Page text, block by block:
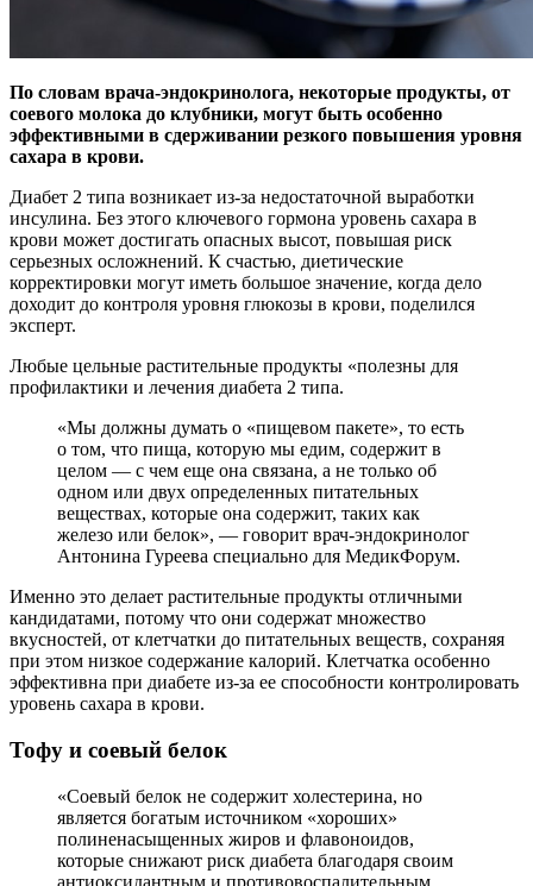
По словам врача-эндокринолога, некоторые продукты, от
соевого молока до клубники, могут быть особенно
эффективными в сдерживании резкого повышения уровня
сахара в крови.
Диабет 2 типа возникает из-за недостаточной выработки
инсулина. Без этого ключевого гормона уровень сахара в
крови может достигать опасных высот, повышая риск
серьезных осложнений. К счастью, диетические
корректировки могут иметь большое значение, когда дело
доходит до контроля уровня глюкозы в крови, поделился
эксперт.
Любые цельные растительные продукты «полезны для
профилактики и лечения диабета 2 типа.
«Мы должны думать о «пищевом пакете», то есть
о том, что пища, которую мы едим, содержит в
целом — с чем еще она связана, а не только об
одном или двух определенных питательных
веществах, которые она содержит, таких как
железо или белок», — говорит врач-эндокринолог
Антонина Гуреева специально для МедикФорум.
Именно это делает растительные продукты отличными
кандидатами, потому что они содержат множество
вкусностей, от клетчатки до питательных веществ, сохраняя
при этом низкое содержание калорий. Клетчатка особенно
эффективна при диабете из-за ее способности контролировать
уровень сахара в крови.
Тофу и соевый белок
«Соевый белок не содержит холестерина, но
является богатым источником «хороших»
полиненасыщенных жиров и флавоноидов,
которые снижают риск диабета благодаря своим
антиоксидантным и противовоспалительным